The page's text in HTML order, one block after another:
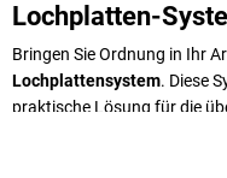
Lochplatten-
Bringen Sie Ordnung in Ihr
Lochplattensystem. Diese
praktische Lösung für die
Aufbewahrung von